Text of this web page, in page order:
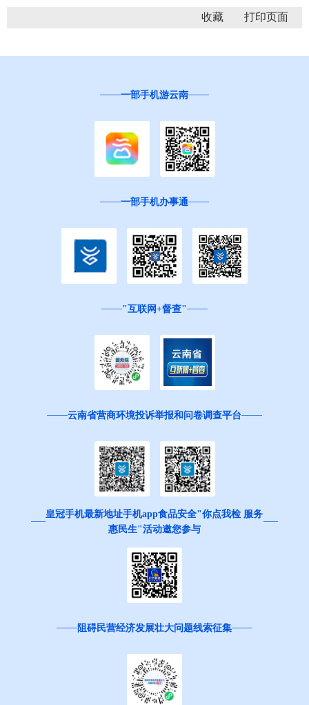
收藏
一部手机游云南
一部手机办事通
"互联网+督查"
云南省营商环境投诉举报和问卷调查平台
皇冠手机最新地址手机app食品安全"你点我检 服务
惠民生"活动邀您参与
阻碍民营经济发展壮大问题线索征集